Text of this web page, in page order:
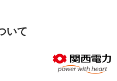
いて